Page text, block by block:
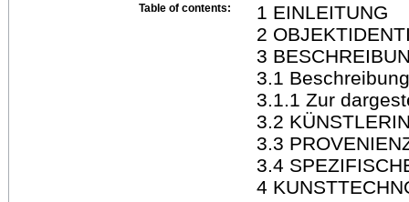
Table of contents:
1 EINLEITUNG
2
3
3.1
3.1.1 Zur
3.2
3.3
3.4
4